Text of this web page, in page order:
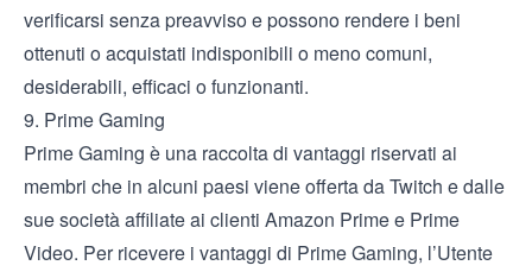
verificarsi senza preavviso e possono rendere i beni
ottenuti o acquistati indisponibili o meno comuni,
desiderabili, efficaci o funzionanti.
9. Prime Gaming
Prime Gaming è una raccolta di vantaggi riservati ai
membri che in alcuni paesi viene offerta da Twitch e dalle
sue società affiliate ai clienti Amazon Prime e Prime
Video. Per ricevere i vantaggi di Prime Gaming, l’Utente